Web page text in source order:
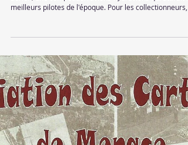
En avril 1914, Monaco accueillait son Premier Rallye
aérien, une compétition avions-hydravions qui attirait
meilleurs pilotes de l'époque. Pour les collectionneurs,
l'interêt était autant cartophile que philatelique: des
cartes postales commémoratives étaient envoyées par
avion depuis plusieurs villes....